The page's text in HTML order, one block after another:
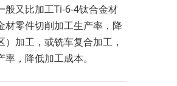
般又比加工Ti-6-4钛合金材
材零件切削加工生产率，降
加工，或铣车复合加工，
，降低加工成本。